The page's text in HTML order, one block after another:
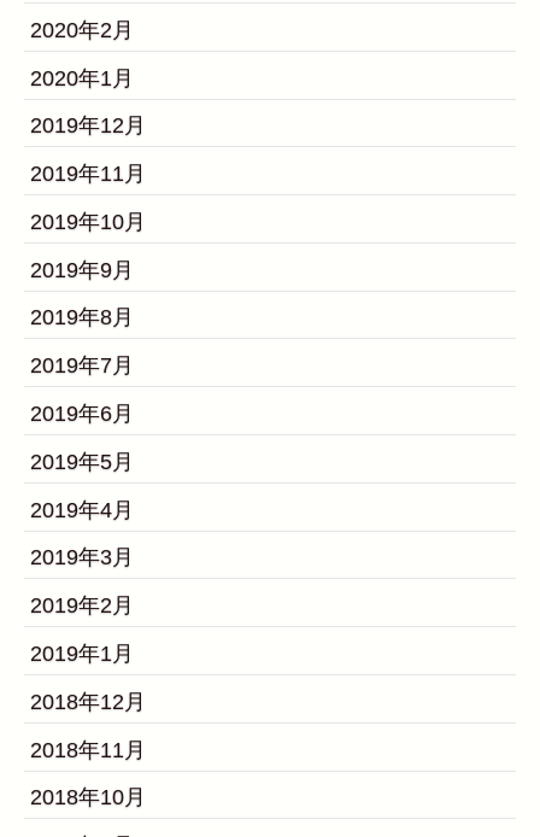
2020年2月
2020年1月
2019年12月
2019年11月
2019年10月
2019年9月
2019年8月
2019年7月
2019年6月
2019年5月
2019年4月
2019年3月
2019年2月
2019年1月
2018年12月
2018年11月
2018年10月